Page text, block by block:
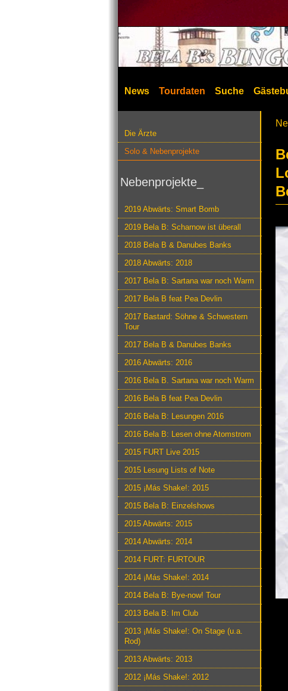
News Tourdaten Suche
Die Ärzte
Solo & Nebenprojekte
Nebenprojekte_
2019 Abwärts: Smart Bomb
2019 Bela B: Scharnow ist überall
2018 Bela B & Danubes Banks
2018 Abwärts: 2018
2017 Bela B: Sartana war noch Warm
2017 Bela B feat Pea Devlin
2017 Bastard: Söhne & Schwestern
Tour
2017 Bela B & Danubes Banks
2016 Abwärts: 2016
2016 Bela B. Sartana war noch Warm
2016 Bela B feat Pea Devlin
2016 Bela B: Lesungen 2016
2016 Bela B: Lesen ohne Atomstrom
2015 FURT Live 2015
2015 Lesung Lists of Note
2015 ¡Más Shake!: 2015
2015 Bela B: Einzelshows
2015 Abwärts: 2015
2014 Abwärts: 2014
2014 FURT: FURTOUR
2014 ¡Más Shake!: 2014
2014 Bela B: Bye-now! Tour
2013 Bela B: Im Club
2013 ¡Más Shake!: On Stage (u.a.
Rod)
2013 Abwärts: 2013
2012 ¡Más Shake!: 2012